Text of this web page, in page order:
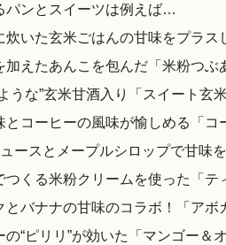
パンとスイーツは例えば…
炊いた玄米ごはんの甘味をプラス
加えたあんこを包んだ「米粉つぶ
うな”玄米甘酒入り「スイート玄
とコーヒーの風味が愉しめる「コ
ースとメープルシロップで甘味
つくる米粉クリームを使った「テ
とバナナの甘味のコラボ！「アボ
の“ピリリ”が効いた「マンゴー＆